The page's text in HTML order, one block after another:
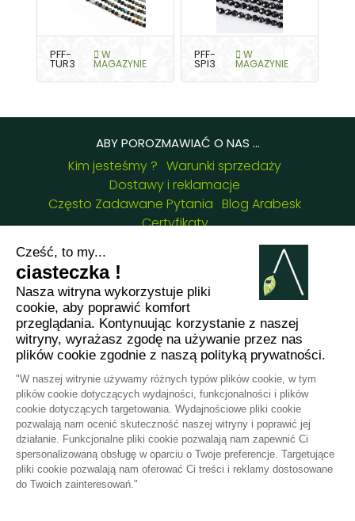
PFF-
TUR3
W
MAGAZYNIE
PFF-
SPI3
W
MAGAZYNIE
ABY POROZMAWIAĆ O NAS ...
Kim jesteśmy ? Warunki sprzedaży
Dostawy i reklamacje
Często Zadawane Pytania Blog Arabesk
Certyfikaty
NASZE DANE KONTAKTOWE :
8 chemin de Casselèvres, 31790 Saint Jory -
France
+33781382437
jessica.fernandes@arabesk.eu
Skontaktuj się z nami na :
FR GB ES IT DE PL PT